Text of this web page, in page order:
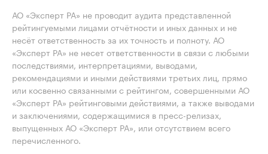
АО «Эксперт РА» не проводит аудита представленной
рейтингуемыми лицами отчётности и иных данных и не
несёт ответственность за их точность и полноту. АО
«Эксперт РА» не несет ответственности в связи с любыми
последствиями, интерпретациями, выводами,
рекомендациями и иными действиями третьих лиц, прямо
или косвенно связанными с рейтингом, совершенными АО
«Эксперт РА» рейтинговыми действиями, а также выводами
и заключениями, содержащимися в пресс-релизах,
выпущенных АО «Эксперт РА», или отсутствием всего
перечисленного.